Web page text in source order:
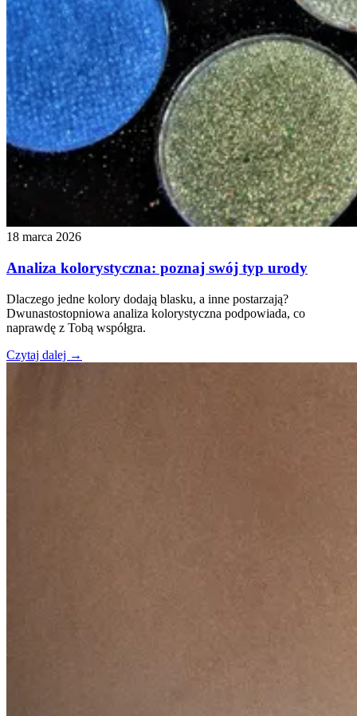
18 marca 2026
Analiza kolorystyczna: poznaj swój typ urody
Dlaczego jedne kolory dodają blasku, a inne postarzają?
Dwunastostopniowa analiza kolorystyczna podpowiada, co
naprawdę z Tobą współgra.
Czytaj dalej →